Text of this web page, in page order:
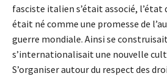
fasciste italien s’était associé,
était né comme une promesse de
guerre mondiale. Ainsi se
s’internationalisait une nouvelle
S’organiser autour du respect des